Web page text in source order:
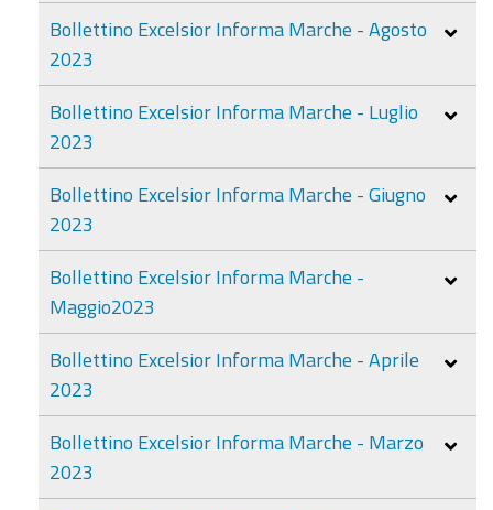
Bollettino Excelsior Informa Marche - Agosto
2023
Bollettino Excelsior Informa Marche - Luglio
2023
Bollettino Excelsior Informa Marche - Giugno
2023
Bollettino Excelsior Informa Marche -
Maggio2023
Bollettino Excelsior Informa Marche - Aprile
2023
Bollettino Excelsior Informa Marche - Marzo
2023